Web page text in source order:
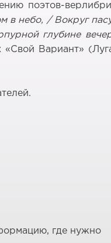
поэтов-
в небо, / Вокруг
глубине
Вариант»
где нужно